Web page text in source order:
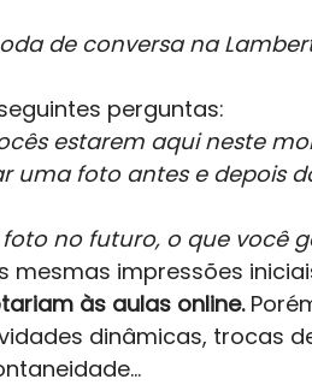
oda de conversa na
perguntas:
estarem aqui neste
uma foto antes e depois
foto no futuro, o que você
mesmas impressões
às aulas online.
dinâmicas, trocas